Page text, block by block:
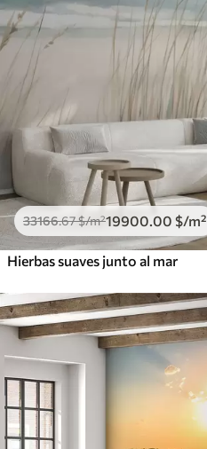
33166.67$/m²19900 .00 $/m²
Hierbas suaves junto al mar